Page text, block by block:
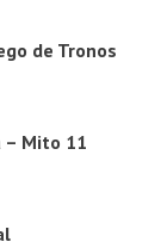
de Tronos
– Mito 11